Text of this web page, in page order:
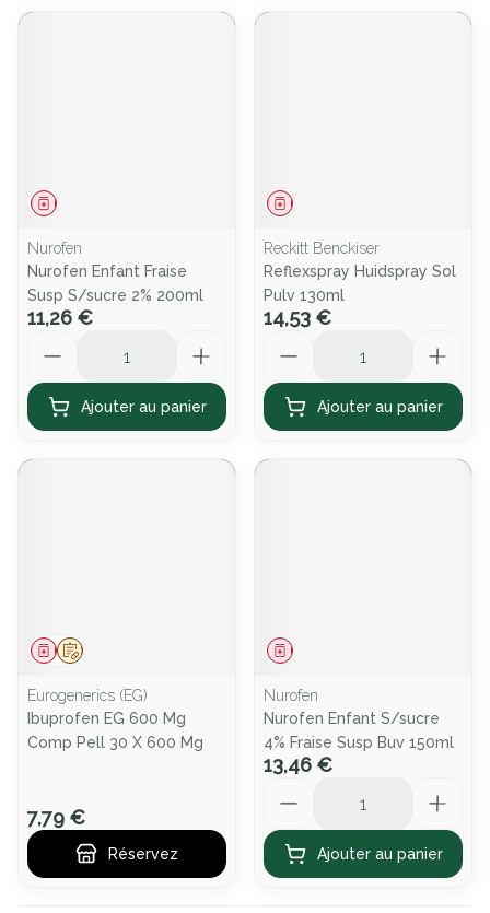
Médicament
Nurofen
Nurofen Enfant Fraise
Susp S/sucre 2% 200ml
11,26 €
Ajouter au panier
Médicament
Reckitt Benckiser
Reflexspray Huidspray Sol
Pulv 130ml
14,53 €
Ajouter au panier
Sur prescription
Médicament
Eurogenerics (EG)
Ibuprofen EG 600 Mg
Comp Pell 30 X 600 Mg
7,79 €
Réservez
Médicament
Nurofen
Nurofen Enfant S/sucre
4% Fraise Susp Buv 150ml
13,46 €
Ajouter au panier